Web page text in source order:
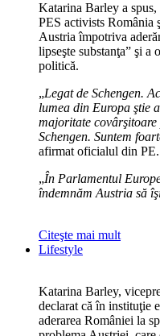
Katarina Barley a
PES activists România
Austria împotriva
lipseşte substanţa” şi a
politică.
„Legat de Schengen.
lumea din Europa ştie
majoritate
Schengen. Suntem
afirmat oficialul din PE.
„În Parlamentul
îndemnăm Austria să
Citeşte mai mult
Lifestyle
Katarina Barley,
declarat că în instituţie
aderarea României la